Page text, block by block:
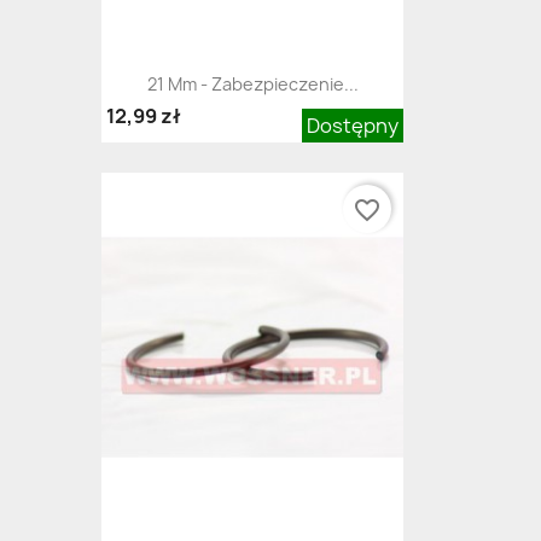
21 Mm - Zabezpieczenie...
Dostępny
12,99 zł
favorite_border